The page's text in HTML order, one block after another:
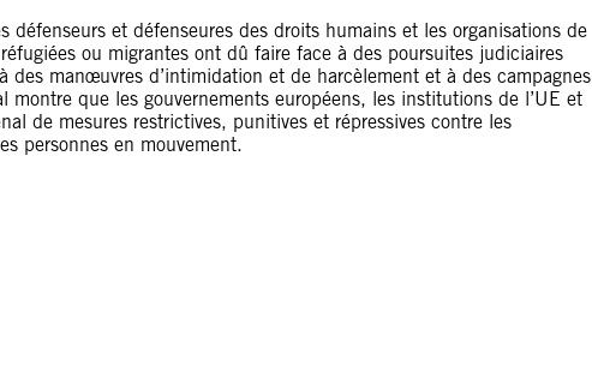
défenseurs et défenseures des droits humains et les organisations de
ou migrantes ont dû faire face à des poursuites judiciaires
manœuvres d’intimidation et de harcèlement et à des campagnes
que les gouvernements européens, les institutions de l’UE et
de mesures restrictives, punitives et répressives contre les
personnes en mouvement.